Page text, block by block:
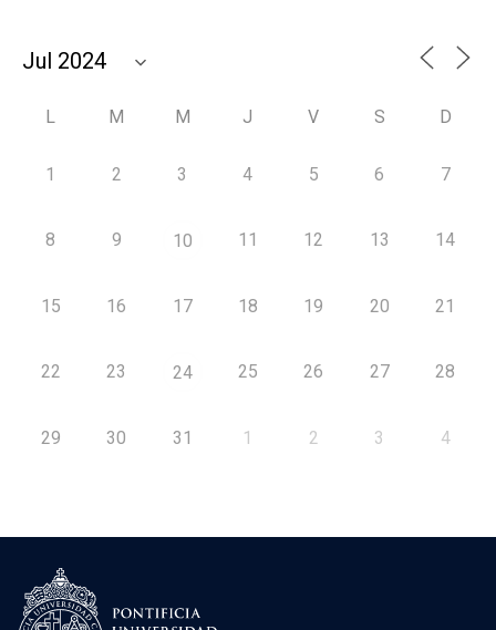
L M M J V S D
1 2 3 4 5 6 7
8 9 10 11 12 13 14
15 16 17 18 19 20 21
22 23 24 25 26 27 28
29 30 31 1 2 3 4